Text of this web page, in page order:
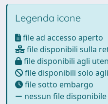
Legenda icone
file ad accesso aperto
file disponibili sulla
file disponibili agli
file disponibili solo
file sotto embargo
nessun file disponibile